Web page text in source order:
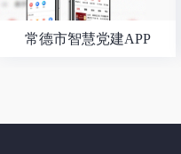
常德市智慧党建APP